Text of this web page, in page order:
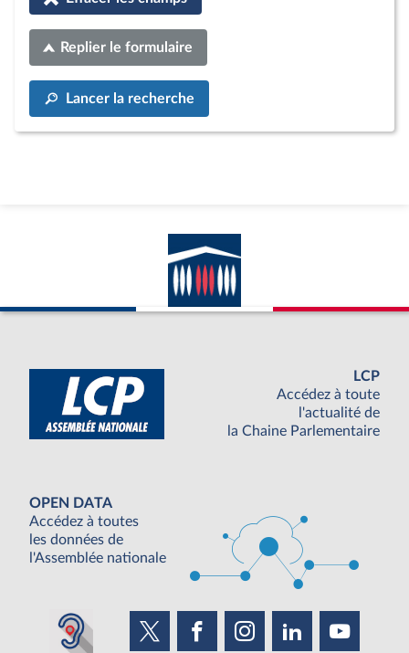
Replier le formulaire
Lancer la recherche
LCP
Accédez à toute
l'actualité de
la Chaine Parlementaire
OPEN DATA
Accédez à toutes
les données de
l'Assemblée nationale